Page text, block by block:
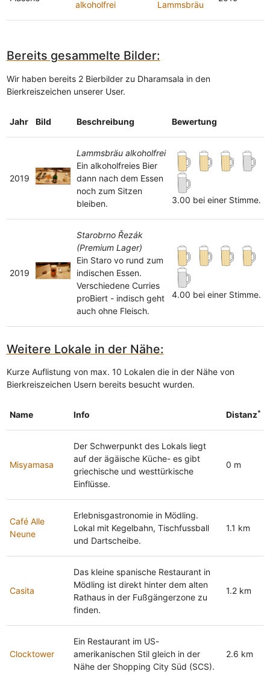
alkoholfrei Lammsbräu
Bereits gesammelte Bilder:
Wir haben bereits 2 Bierbilder zu Dharamsala in den
Bierkreiszeichen unserer User.
Jahr Bild Beschreibung Bewertung
2019
Lammsbräu alkoholfrei
Ein alkoholfreies Bier
dann nach dem Essen
noch zum Sitzen
bleiben.
3.00 bei einer Stimme.
2019
Starobrno Řezák
(Premium Lager)
Ein Staro vo rund zum
indischen Essen.
Verschiedene Curries
proBiert - indisch geht
auch ohne Fleisch.
4.00 bei einer Stimme.
Weitere Lokale in der Nähe:
Kurze Auflistung von max. 10 Lokalen die in der Nähe von
Bierkreiszeichen Usern bereits besucht wurden.
Name Info Distanz*
Misyamasa
Der Schwerpunkt des Lokals liegt
auf der ägäische Küche- es gibt
griechische und westtürkische
Einflüsse.
0 m
Café Alle
Neune
Erlebnisgastronomie in Mödling.
Lokal mit Kegelbahn, Tischfussball
und Dartscheibe.
1.1 km
Casita
Das kleine spanische Restaurant in
Mödling ist direkt hinter dem alten
Rathaus in der Fußgängerzone zu
finden.
1.2 km
Clocktower
Ein Restaurant im US-
amerikanischen Stil gleich in der
Nähe der Shopping City Süd (SCS).
2.6 km